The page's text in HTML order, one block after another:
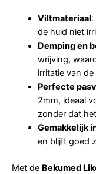
Viltmateriaal:
de huid niet
Demping en
wrijving,
irritatie van
Perfecte
2mm, ideaal
zonder dat
Gemakkelijk
en blijft goed
Met de Bekumed